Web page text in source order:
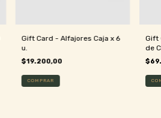
Gift Card - Alfajores Caja x 6
u.
$19.200,00
Gift
de